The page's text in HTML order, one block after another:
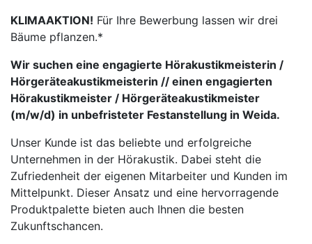
KLIMAAKTION! Für Ihre Bewerbung lassen wir drei
Bäume pflanzen.*
Wir suchen eine engagierte Hörakustikmeisterin /
Hörgeräteakustikmeisterin // einen engagierten
Hörakustikmeister / Hörgeräteakustikmeister
(m/w/d) in unbefristeter Festanstellung in Weida.
Unser Kunde ist das beliebte und erfolgreiche
Unternehmen in der Hörakustik. Dabei steht die
Zufriedenheit der eigenen Mitarbeiter und Kunden im
Mittelpunkt. Dieser Ansatz und eine hervorragende
Produktpalette bieten auch Ihnen die besten
Zukunftschancen.